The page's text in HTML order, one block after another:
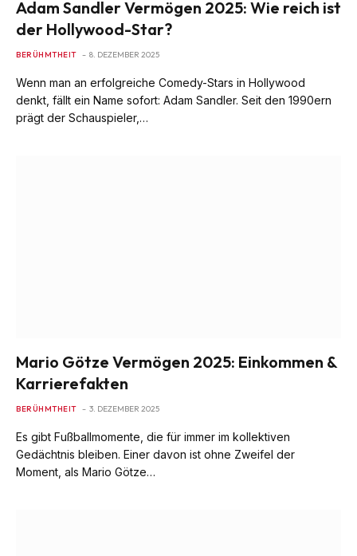
Adam Sandler Vermögen 2025: Wie reich ist
der Hollywood-Star?
BERÜHMTHEIT 8. DEZEMBER 2025
Wenn man an erfolgreiche Comedy-Stars in Hollywood
denkt, fällt ein Name sofort: Adam Sandler. Seit den 1990ern
prägt der Schauspieler,…
Mario Götze Vermögen 2025: Einkommen &
Karrierefakten
BERÜHMTHEIT 3. DEZEMBER 2025
Es gibt Fußballmomente, die für immer im kollektiven
Gedächtnis bleiben. Einer davon ist ohne Zweifel der
Moment, als Mario Götze…